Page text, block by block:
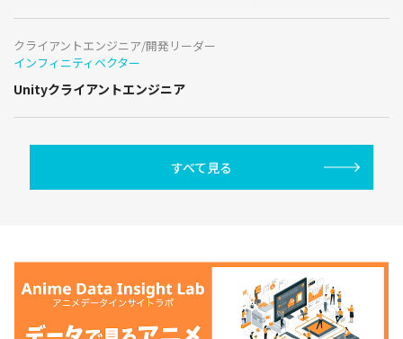
クライアントエンジニア/開発リーダー
インフィニティベクター
Unityクライアントエンジニア
すべて見る